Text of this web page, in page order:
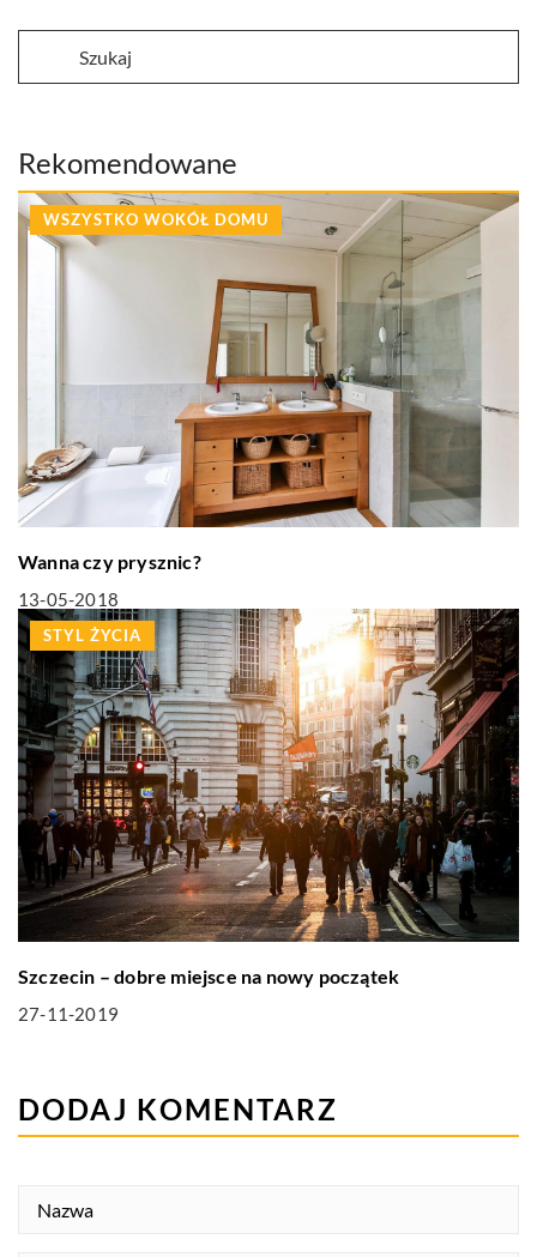
Rekomendowane
WSZYSTKO WOKÓŁ DOMU
Wanna czy prysznic?
13-05-2018
STYL ŻYCIA
Szczecin – dobre miejsce na nowy początek
27-11-2019
DODAJ KOMENTARZ